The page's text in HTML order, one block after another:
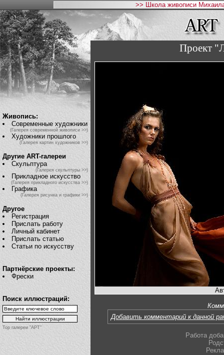
>> Школа живописи
Живопись:
Современные художники
(Галерея современной живописи >>)
Художники прошлого
(Галерея картин художников >>)
Другие ART-галереи
Скульптура
(Галерея скульптуры >>)
Прикладное искусство
(Галерея прикладного искусства >>)
Графика
(Галерея рисунка и графики >>)
Другое
Регистрация
Прислать работу
Личный кабинет
Прислать статью
Статьи по искусству
Партнёрские проекты:
Фрески
Поиск иллюстраций:
Top галереи "АРТ"
Проект
Добавить комментарий к данной
Работа